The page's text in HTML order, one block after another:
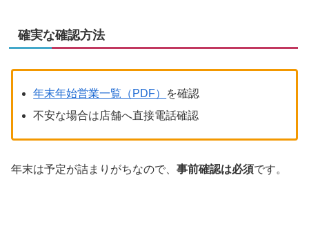
確実な確認方法
年末年始営業一覧（PDF）
を確認
不安な場合は店舗へ直接電話確認
年末は予定が詰まりがちなので、 事前確認は必須です。